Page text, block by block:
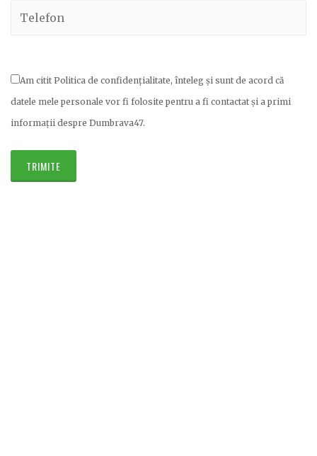
Am citit Politica de confidențialitate, înteleg și sunt de acord că
datele mele personale vor fi folosite pentru a fi contactat și a primi
informații despre Dumbrava47.